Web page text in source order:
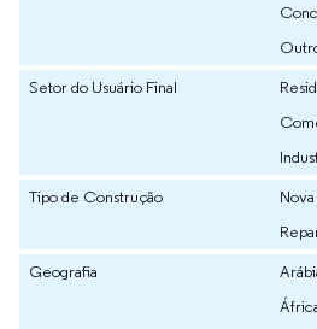
Setor do Usuário Final
Tipo de Construção
Geografia